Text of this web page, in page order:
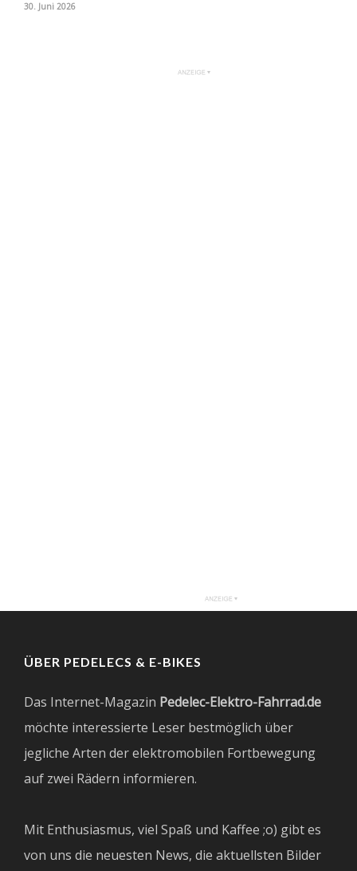
30. Juni 2026
ÜBER PEDELECS & E-BIKES
Das Internet-Magazin Pedelec-Elektro-Fahrrad.de
möchte interessierte Leser bestmöglich über
jegliche Arten der elektromobilen Fortbewegung
auf zwei Rädern informieren.
Mit Enthusiasmus, viel Spaß und Kaffee ;o) gibt es
von uns die neuesten News, die aktuellsten Bilder